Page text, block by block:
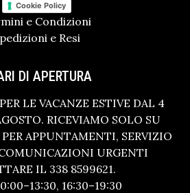
Cookie Policy
e Condizioni
e Resi
DI APERTURA
LE VACANZE ESTIVE DAL 4
RICEVIAMO SOLO SU
APPUNTAMENTI, SERVIZIO
URGENTI
IL 338 8599621.
16:30–19:30